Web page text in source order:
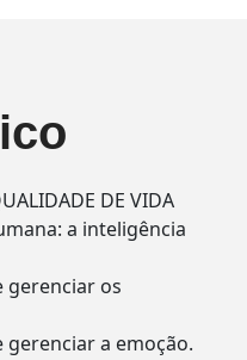
DE VIDA
a inteligência
gerenciar os
a emoção.